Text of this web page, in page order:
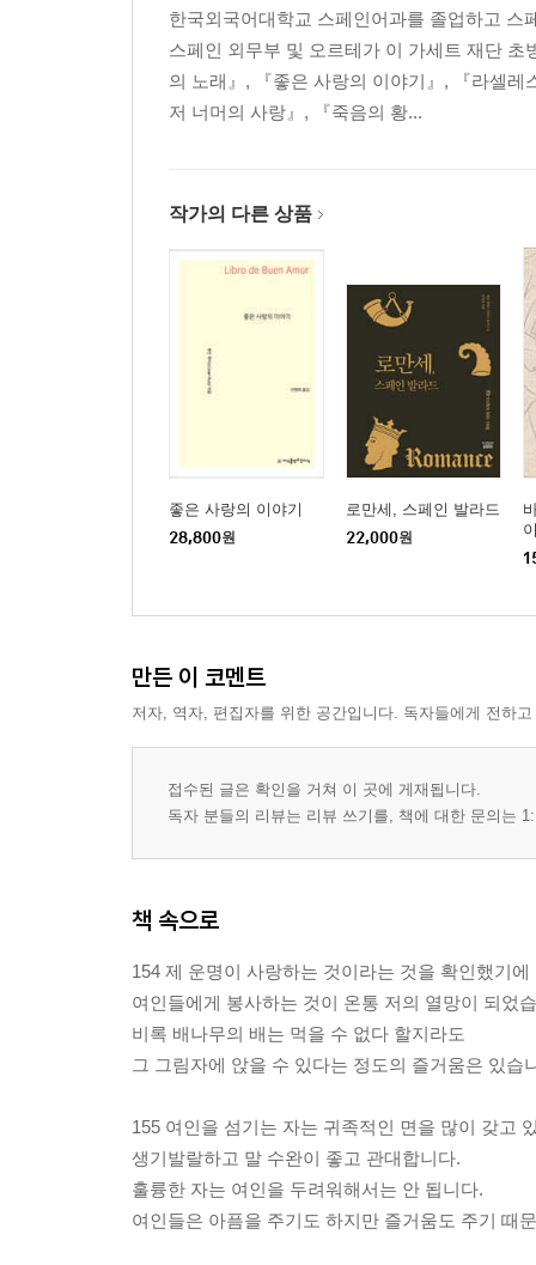
사랑이 수석 사제에게 좋은 습관을 지녀야 하고,
사랑이 수석 사제를 어떻게 떠났고, 도냐 비너스
여기에 어떻게 수석 사제가 도냐 엔드리나와 말
기러기와 제비의 예화
어떻게 도냐 엔드리나가 노파의 집에 갔고 수석
여성들에게 주는 수석 사제의 조언과 뚜쟁이의 명
수석 사제를 방문한 노파와 수석 사제에게 일어난
어떻게 수석 사제가 산으로 갔는지, 그리고 산지
목녀의 서정 단시(하나)
수석 사제와 산에서 가축을 치는 여자 간에 일어
목녀와 수석 사제에게 일어난 일에 대하여(아홉
목녀의 서정 단시(셋)
목녀와 수석 사제에게 일어난 일과 그녀의 외모에
목녀의 서정 단시(넷)
수석 사제가 엘 바도의 성모 마리아 신전에 바친 글
수사가 육체 씨에게 준 고해성사에 대하여와 죄인
죄의 수요일부터 사순절 동안 행해진 일에 대하여
어떻게 사랑 씨와 육체 씨가 왔고 어떻게 사람들이
어떻게 성직자와 세속인과 수사들과 수녀들과 미
수석 사제가 자기에게 뭔가 맛을 보게 해 달라고
과수원지기와 뱀의 예화
그레이하운드와 주인 간의 예화
몬페란도의 쥐와 과달파하라 쥐의 예화
쓰레기통에서 사파이어를 발견한 닭의 예화
당나귀와 개의 예화
마을에서 닭을 잡아먹은 여우에 관한 예화
여우와 까마귀의 예화
토끼들의 예화
악마에게 영혼 양도서를 준 도둑의 예화
수석 사제의 외모에 대하여
한국외국어대학교 스페인어과를 졸업하고
스페인 외무부 및 오르테가 이 가세트 재단
의 노래』, 『좋은 사랑의 이야기』, 『라셀
저 너머의 사랑』, 『죽음의 황...
작가의 다른 상품
좋은 사랑의 이야기
28,800원
로만세, 스페인 발라드
22,000원
만든 이 코멘트
저자, 역자, 편집자를 위한 공간입니다. 독자들에게 전하
접수된 글은 확인을 거쳐 이 곳에 게재됩니다.
독자 분들의 리뷰는 리뷰 쓰기를, 책에 대한 문의는
책 속으로
154 제 운명이 사랑하는 것이라는 것을 확인했기에
여인들에게 봉사하는 것이 온통 저의 열망이 되었
비록 배나무의 배는 먹을 수 없다 할지라도
그 그림자에 앉을 수 있다는 정도의 즐거움은 있습
155 여인을 섬기는 자는 귀족적인 면을 많이 갖고
생기발랄하고 말 수완이 좋고 관대합니다.
훌륭한 자는 여인을 두려워해서는 안 됩니다.
여인들은 아픔을 주기도 하지만 즐거움도 주기 때